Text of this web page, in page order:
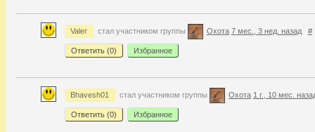
Valer стал участником группы Охота 7 мес., 3 нед. назад #
Ответить (0) Избранное
Bhavesh01 стал участником группы Охота 1 г., 10 мес.
Ответить (0) Избранное